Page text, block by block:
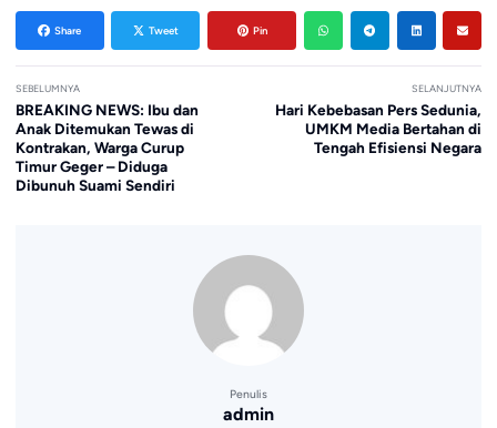
Share Tweet Pin
SEBELUMNYA
BREAKING NEWS: Ibu dan
Anak Ditemukan Tewas di
Kontrakan, Warga Curup
Timur Geger – Diduga
Dibunuh Suami Sendiri
SELANJUTNYA
Hari Kebebasan Pers Sedunia,
UMKM Media Bertahan di
Tengah Efisiensi Negara
Penulis
admin